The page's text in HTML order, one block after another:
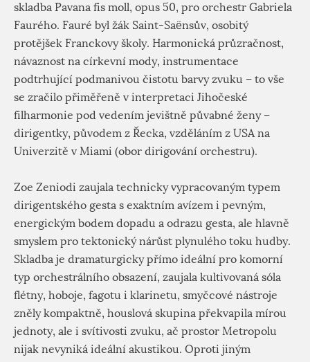
skladba Pavana fis moll, opus 50, pro orchestr Gabriela
Faurého. Fauré byl žák Saint-Saënsův, osobitý
protějšek Franckovy školy. Harmonická průzračnost,
návaznost na církevní mody, instrumentace
podtrhující podmanivou čistotu barvy zvuku – to vše
se zračilo přiměřeně v interpretaci Jihočeské
filharmonie pod vedením jevištně půvabné ženy –
dirigentky, původem z Řecka, vzděláním z USA na
Univerzitě v Miami (obor dirigování orchestru).
Zoe Zeniodi zaujala technicky vypracovaným typem
dirigentského gesta s exaktním avízem i pevným,
energickým bodem dopadu a odrazu gesta, ale hlavně
smyslem pro tektonický nárůst plynulého toku hudby.
Skladba je dramaturgicky přímo ideální pro komorní
typ orchestrálního obsazení, zaujala kultivovaná sóla
flétny, hoboje, fagotu i klarinetu, smyčcové nástroje
zněly kompaktně, houslová skupina překvapila mírou
jednoty, ale i svítivosti zvuku, ač prostor Metropolu
nijak nevyniká ideální akustikou. Oproti jiným